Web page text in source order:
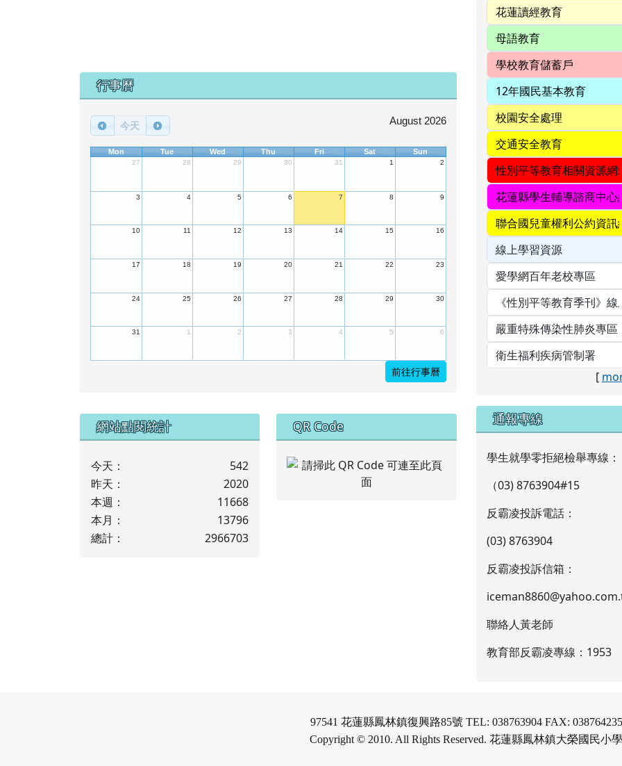
下中區域內容
行事曆
今天 August 2026
Mon Tue Wed Thu Fri Sat Sun
27 28 29 30 31 1 2
3 4 5 6 7 8 9
10 11 12 13 14 15 16
17 18 19 20 21 22 23
24 25 26 27 28 29 30
31 1 2 3 4 5 6
前往行事曆
下中左區域內容
網站點閱統計
今天：
542
昨天：
2020
本週：
11668
本月：
13796
總計：
2966703
下中右區域內容
QR Code
[
通報專線
學生就學零拒絕檢舉專線：
（03) 8763904#15
反霸凌投訴電話：
(03) 8763904
反霸凌投訴信箱：
聯絡人黃老師
教育部反霸凌專線：1953
97541 花蓮縣鳳林鎮復興路85號 TEL: 038763904 FAX: 038764235
Copyright © 2010. All Rights Reserved. 花蓮縣鳳林鎮大榮國民小學